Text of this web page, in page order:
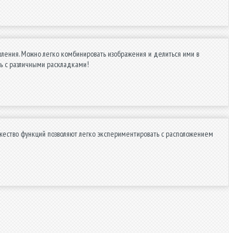
Можно легко комбинировать изображения и делиться ими в
с различными раскладками!
функций позволяют легко экспериментировать с расположением